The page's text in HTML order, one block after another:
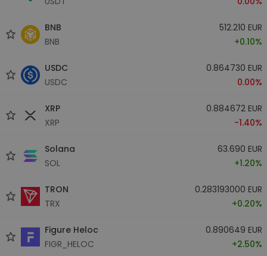
BNB
BNB
512.210 EUR
+0.10%
USDC
USDC
0.864730 EUR
0.00%
XRP
XRP
0.884672 EUR
-1.40%
Solana
SOL
63.690 EUR
+1.20%
TRON
TRX
0.283193000 EUR
+0.20%
Figure Heloc
FIGR_HELOC
0.890649 EUR
+2.50%